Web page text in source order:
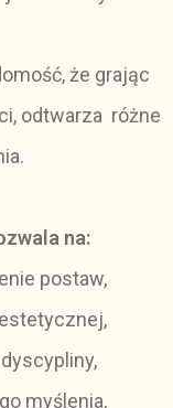
że grając
odtwarza różne
na:
postaw,
myślenia,